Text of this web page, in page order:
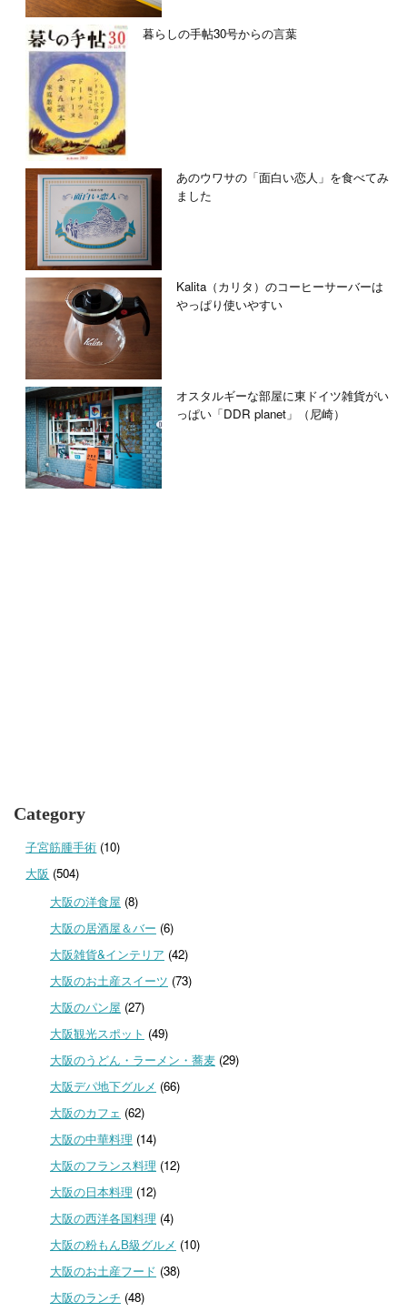
暮らしの手帖30号からの言葉
あのウワサの「面白い恋人」を食べてみ
ました
Kalita（カリタ）のコーヒーサーバーは
やっぱり使いやすい
オスタルギーな部屋に東ドイツ雑貨がい
っぱい「DDR planet」（尼崎）
Category
子宮筋腫手術 (10)
大阪 (504)
大阪の洋食屋 (8)
大阪の居酒屋＆バー (6)
大阪雑貨&インテリア (42)
大阪のお土産スイーツ (73)
大阪のパン屋 (27)
大阪観光スポット (49)
大阪のうどん・ラーメン・蕎麦(29)
大阪デパ地下グルメ (66)
大阪のカフェ (62)
大阪の中華料理 (14)
大阪のフランス料理 (12)
大阪の日本料理 (12)
大阪の西洋各国料理 (4)
大阪の粉もんB級グルメ (10)
大阪のお土産フード (38)
大阪のランチ (48)